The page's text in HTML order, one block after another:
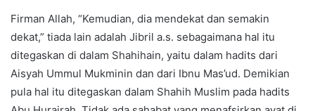
Firman Allah, “Kemudian, dia mendekat dan semakin
dekat,” tiada lain adalah Jibril a.s. sebagaimana hal itu
ditegaskan di dalam Shahihain, yaitu dalam hadits dari
Aisyah Ummul Mukminin dan dari Ibnu Mas’ud. Demikian
pula hal itu ditegaskan dalam Shahih Muslim pada hadits